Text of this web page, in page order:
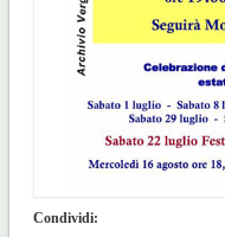
Condividi: